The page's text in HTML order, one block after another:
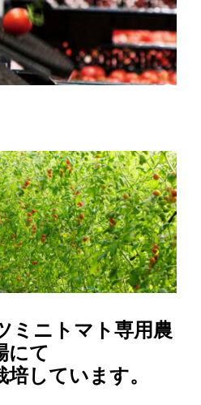
ミニトマト専用農
にて
しています。